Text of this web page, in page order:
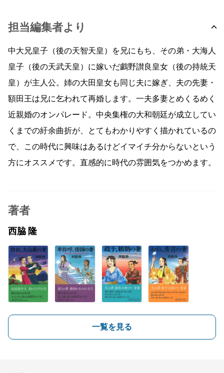
担当編集者より
中大兄皇子（後の天智天皇）を兄にもち、その弟・大海人
皇子（後の天武天皇）に嫁いだ鸕野讃良皇女（後の持統天
皇）が主人公。姉の大田皇女も同じ夫に嫁ぎ、夫の先妻・
額田王は兄に乞われて再婚します。一夫多妻とめくるめく
近親婚のオンパレード。中央集権の大和朝廷が成立してい
くまでの紆余曲折が、とてもわかりやすく描かれているの
で、この時代に興味はあるけどイマイチ分からないという
方にオススメです。直感的に時代の雰囲気をつかめます。
著者
西脇 隆
一覧を見る